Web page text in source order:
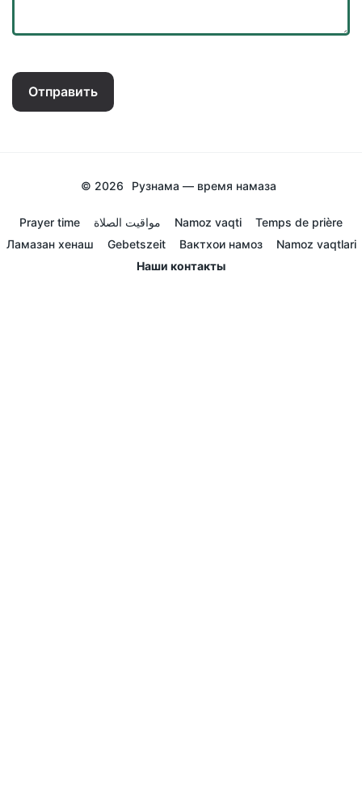
Отправить
© 2026 Рузнама — время намаза
Prayer time مواقيت الصلاة Namoz vaqti
Temps de prière
Ламазан хенаш
Gebetszeit Вактхои намоз
Namoz vaqtlari
Наши контакты